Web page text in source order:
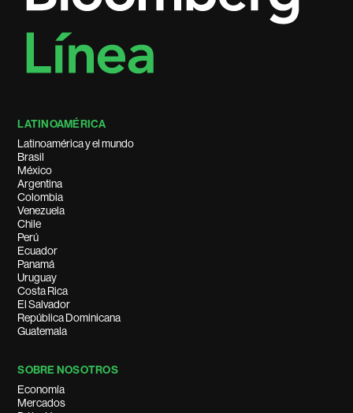
LATINOAMÉRICA
Latinoamérica y el mundo
Brasil
México
Argentina
Colombia
Venezuela
Chile
Perú
Ecuador
Panamá
Uruguay
Costa Rica
El Salvador
República Dominicana
Guatemala
SOBRE NOSOTROS
Economía
Mercados